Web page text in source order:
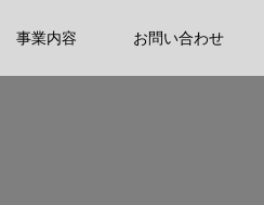
事業内容 お問い合わせ